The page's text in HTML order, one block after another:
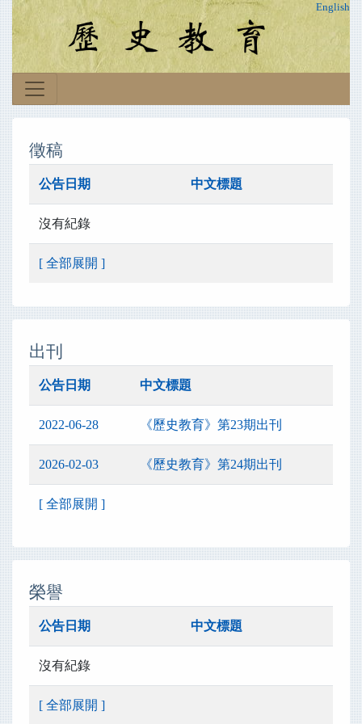
English
徵稿
公告日期 中文標題
沒有紀錄
[ 全部展開 ]
出刊
公告日期 中文標題
2022-06-28 《歷史教育》第23期出刊
2026-02-03 《歷史教育》第24期出刊
[ 全部展開 ]
榮譽
公告日期 中文標題
沒有紀錄
[ 全部展開 ]